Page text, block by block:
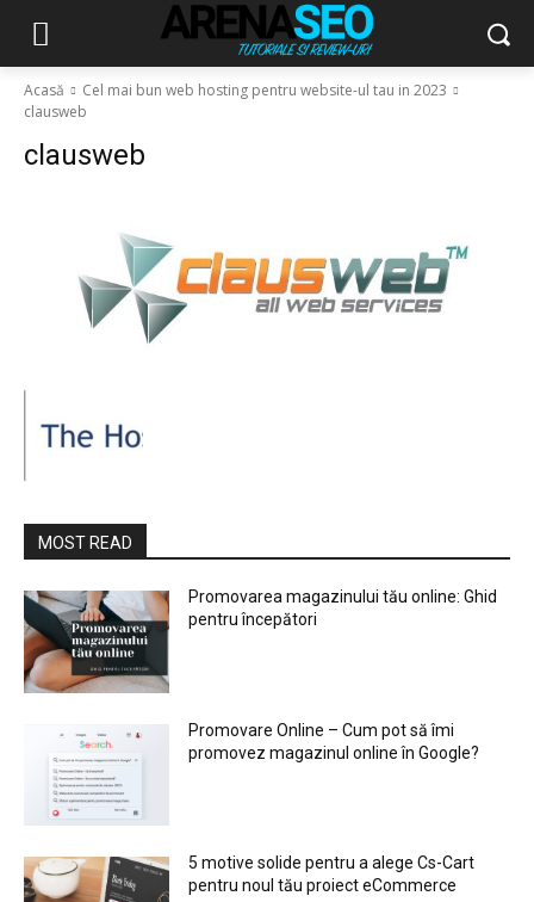
Acasă
Cel mai bun web hosting pentru website-ul tau in 2023
clausweb
clausweb
MOST READ
Promovarea magazinului tău online: Ghid
pentru începători
Promovare Online – Cum pot să îmi
promovez magazinul online în Google?
5 motive solide pentru a alege Cs-Cart
pentru noul tău proiect eCommerce